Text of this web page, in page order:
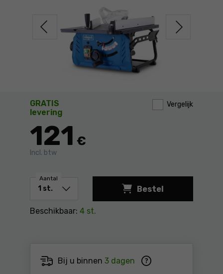
GRATIS
levering
Vergelijk
121 €
Incl. btw
Aantal
Bestel
Beschikbaar: 4 st.
Bij u binnen 3 dagen